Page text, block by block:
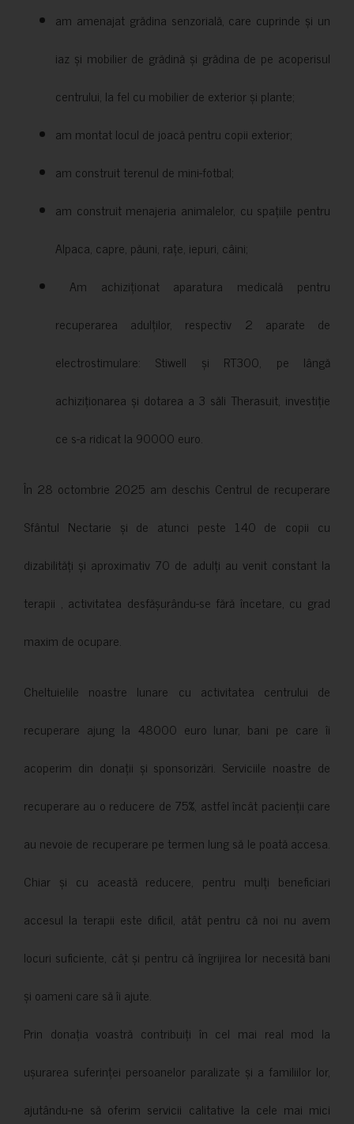
am amenajat grădina senzorială, care cuprinde și un
iaz și mobilier de grădină și grădina de pe acoperisul
centrului, la fel cu mobilier de exterior și plante;
am montat locul de joacă pentru copii exterior;
am construit terenul de mini-fotbal;
am construit menajeria animalelor, cu spațiile pentru
Alpaca, capre, păuni, rațe, iepuri, câini;
Am achiziționat aparatura medicală pentru
recuperarea adulților, respectiv 2 aparate de
electrostimulare: Stiwell și RT300, pe lângă
achiziționarea și dotarea a 3 săli Therasuit, investiție
ce s-a ridicat la 90000 euro.
În 28 octombrie 2025 am deschis Centrul de recuperare
Sfântul Nectarie și de atunci peste 140 de copii cu
dizabilități și aproximativ 70 de adulți au venit constant la
terapii , activitatea desfășurându-se fără încetare, cu grad
maxim de ocupare.
Cheltuielile noastre lunare cu activitatea centrului de
recuperare ajung la 48000 euro lunar, bani pe care îi
acoperim din donații și sponsorizări. Serviciile noastre de
recuperare au o reducere de 75%, astfel încât pacienții care
au nevoie de recuperare pe termen lung să le poată accesa.
Chiar și cu această reducere, pentru mulți beneficiari
accesul la terapii este dificil, atât pentru că noi nu avem
locuri suficiente, cât și pentru că îngrijirea lor necesită bani
și oameni care să îi ajute.
Prin donația voastră contribuiți în cel mai real mod la
ușurarea suferinței persoanelor paralizate și a familiilor lor,
ajutându-ne să oferim servicii calitative la cele mai mici